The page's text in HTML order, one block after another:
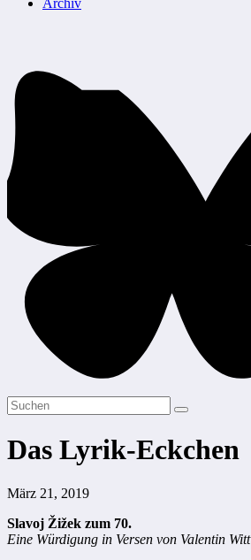
Archiv
Das Lyrik-Eckchen
März 21, 2019
Slavoj Žižek zum 70.
Eine Würdigung in Versen von Valentin Witt